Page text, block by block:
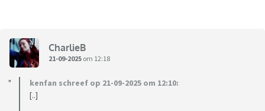
CharlieB
21-09-2025 om 12:18
kenfan schreef op 21-09-2025 om 12:10:
[..]